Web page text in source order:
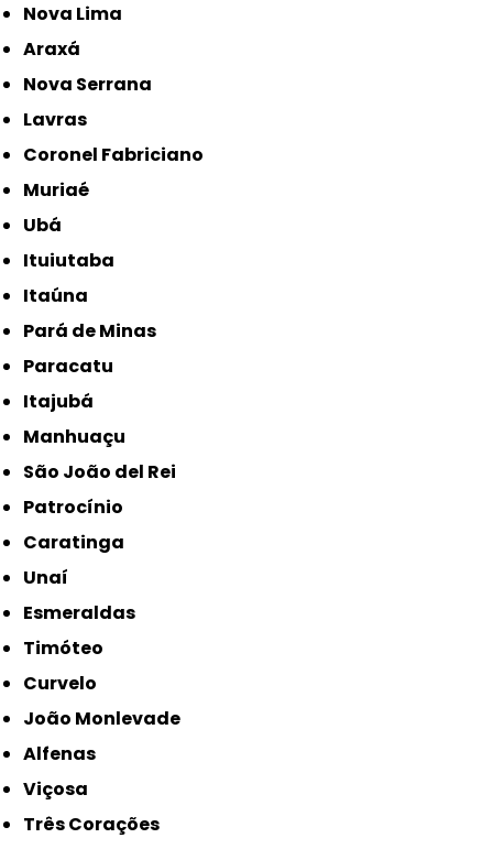
Nova Lima
Araxá
Nova Serrana
Lavras
Coronel Fabriciano
Muriaé
Ubá
Ituiutaba
Itaúna
Pará de Minas
Paracatu
Itajubá
Manhuaçu
São João del Rei
Patrocínio
Caratinga
Unaí
Esmeraldas
Timóteo
Curvelo
João Monlevade
Alfenas
Viçosa
Três Corações